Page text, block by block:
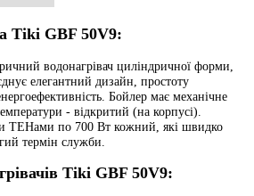
Tiki GBF 50V9:
водонагрівач циліндричної форми,
елегантний дизайн, простоту
Бойлер має механічне
- відкритий (на корпусі).
ТЕНами по 700 Вт кожний, які швидко
термін служби.
Tiki GBF 50V9: